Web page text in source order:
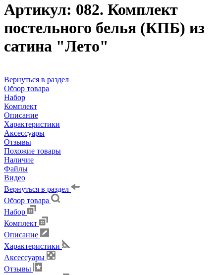
Артикул: 082. Комплект
постельного белья (КПБ) из
сатина "Лето"
Вернуться в раздел
Обзор товара
Набор
Комплект
Описание
Характеристики
Аксессуары
Отзывы
Похожие товары
Наличие
Файлы
Видео
Вернуться в раздел
Обзор товара
Набор
Комплект
Описание
Характеристики
Аксессуары
Отзывы